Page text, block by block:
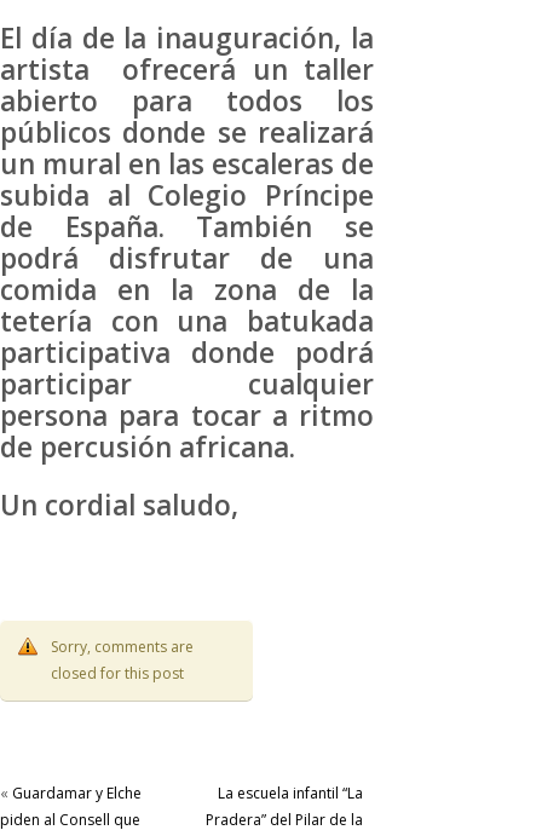
El día de la inauguración, la
artista ofrecerá un taller
abierto para todos los
públicos donde se realizará
un mural en las escaleras de
subida al Colegio Príncipe
de España. También se
podrá disfrutar de una
comida en la zona de la
tetería con una batukada
participativa donde podrá
participar cualquier
persona para tocar a ritmo
de percusión africana.
Un cordial saludo,
Sorry, comments are
closed for this post
« Guardamar y Elche
piden al Consell que
La escuela infantil “La
Pradera” del Pilar de la